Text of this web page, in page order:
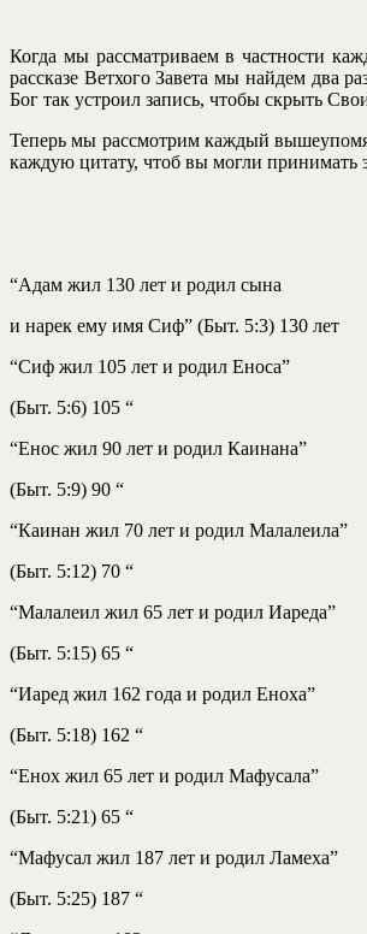
Когда мы рассматриваем в частности
рассказе Ветхого Завета мы найдем два
Бог так устроил запись, чтобы скрыть
Теперь мы рассмотрим каждый
каждую цитату, чтоб вы могли принимать
“Адам жил 130 лет и родил сына
и нарек ему имя Сиф” (Быт. 5:3) 130 лет
“Сиф жил 105 лет и родил Еноса”
(Быт. 5:6) 105 “
“Енос жил 90 лет и родил Каинана”
(Быт. 5:9) 90 “
“Каинан жил 70 лет и родил Малалеила”
(Быт. 5:12) 70 “
“Малалеил жил 65 лет и родил Иареда”
(Быт. 5:15) 65 “
“Иаред жил 162 года и родил Еноха”
(Быт. 5:18) 162 “
“Енох жил 65 лет и родил Мафусала”
(Быт. 5:21) 65 “
“Мафусал жил 187 лет и родил Ламеха”
(Быт. 5:25) 187 “